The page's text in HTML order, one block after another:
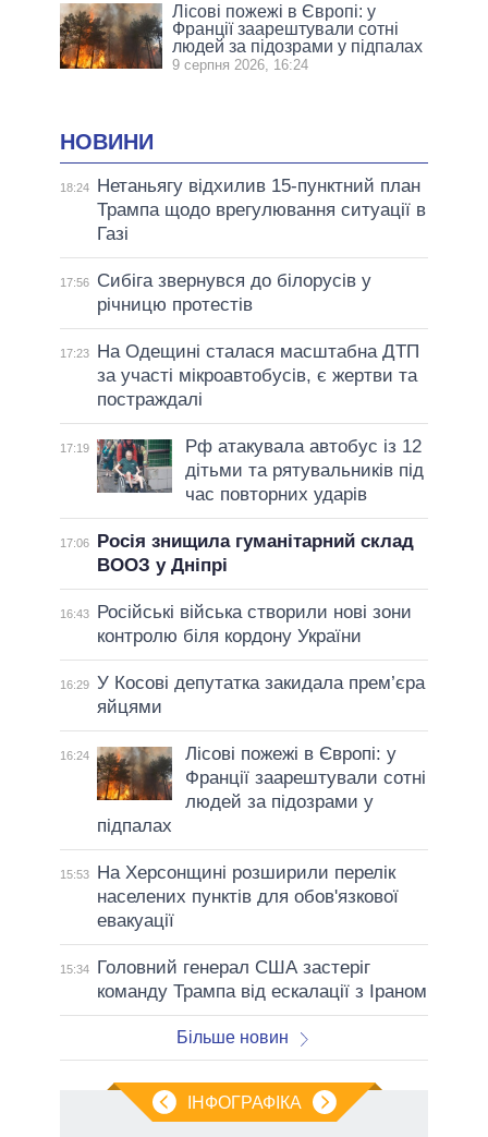
Лісові пожежі в Європі: у
Франції заарештували сотні
людей за підозрами у підпалах
9 серпня 2026, 16:24
НОВИНИ
18:24
Нетаньягу відхилив 15-пунктний план
Трампа щодо врегулювання ситуації в
Газі
17:56
Сибіга звернувся до білорусів у
річницю протестів
17:23
На Одещині сталася масштабна ДТП
за участі мікроавтобусів, є жертви та
постраждалі
17:19
Рф атакувала автобус із 12
дітьми та рятувальників під
час повторних ударів
17:06
Росія знищила гуманітарний склад
ВООЗ у Дніпрі
16:43
Російські війська створили нові зони
контролю біля кордону України
16:29 У Косові депутатка закидала прем’єра
яйцями
16:24
Лісові пожежі в Європі: у
Франції заарештували сотні
людей за підозрами у
підпалах
15:53
На Херсонщині розширили перелік
населених пунктів для обов'язкової
евакуації
15:34
Головний генерал США застеріг
команду Трампа від ескалації з Іраном
Більше новин
ІНФОГРАФІКА